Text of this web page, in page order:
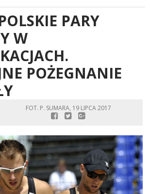
PARY
W
POŻEGNANIE
FOT. P. SUMARA, 19 LIPCA 2017